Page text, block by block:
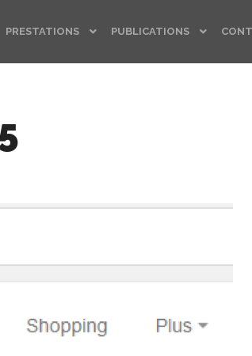
PRESTATIONS PUBLICATIONS